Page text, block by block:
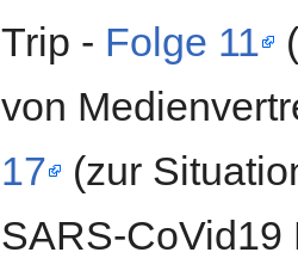
Trip - Folge 11
von
17
(zur
SARS-CoVid19